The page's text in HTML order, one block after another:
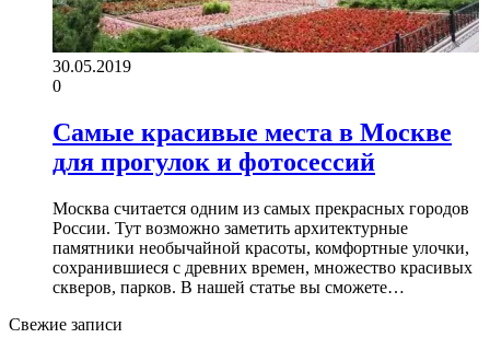
30.05.2019
0
Самые красивые места в Москве
для прогулок и фотосессий
Москва считается одним из самых прекрасных городов
России. Тут возможно заметить архитектурные
памятники необычайной красоты, комфортные улочки,
сохранившиеся с древних времен, множество красивых
скверов, парков. В нашей статье вы сможете…
Свежие записи